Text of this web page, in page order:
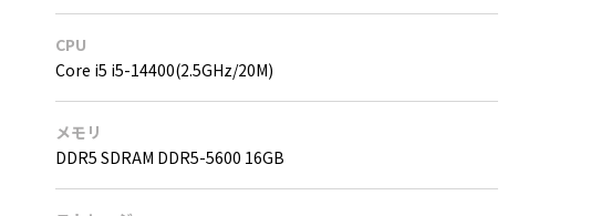
CPU
Core i5 i5-14400(2.5GHz/20M)
メモリ
DDR5 SDRAM DDR5-5600 16GB